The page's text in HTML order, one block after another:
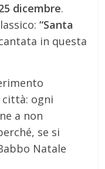
dicembre.
“Santa
in questa
città: ogni
a non
se si
Natale